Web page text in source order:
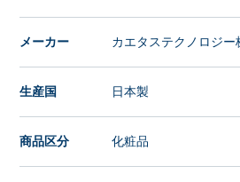
メーカー カエタステクノロジー
生産国 日本製
商品区分 化粧品